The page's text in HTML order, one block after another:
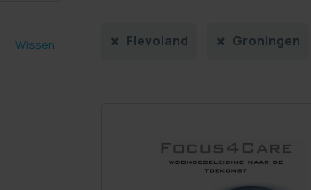
Wissen Flevoland Groningen